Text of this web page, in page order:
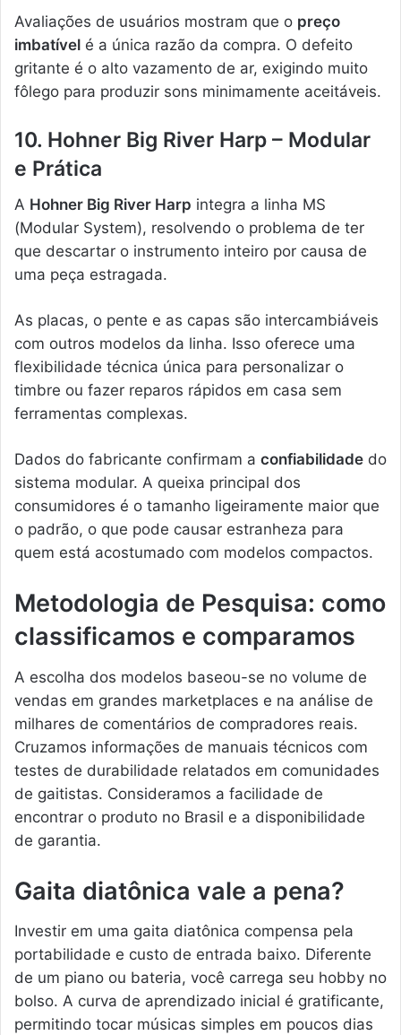
Avaliações de usuários mostram que o preço
imbatível é a única razão da compra. O defeito
gritante é o alto vazamento de ar, exigindo muito
fôlego para produzir sons minimamente aceitáveis.
10. Hohner Big River Harp – Modular
e Prática
A Hohner Big River Harp integra a linha MS
(Modular System), resolvendo o problema de ter
que descartar o instrumento inteiro por causa de
uma peça estragada.
As placas, o pente e as capas são intercambiáveis
com outros modelos da linha. Isso oferece uma
flexibilidade técnica única para personalizar o
timbre ou fazer reparos rápidos em casa sem
ferramentas complexas.
Dados do fabricante confirmam a confiabilidade do
sistema modular. A queixa principal dos
consumidores é o tamanho ligeiramente maior que
o padrão, o que pode causar estranheza para
quem está acostumado com modelos compactos.
Metodologia de Pesquisa: como
classificamos e comparamos
A escolha dos modelos baseou-se no volume de
vendas em grandes marketplaces e na análise de
milhares de comentários de compradores reais.
Cruzamos informações de manuais técnicos com
testes de durabilidade relatados em comunidades
de gaitistas. Consideramos a facilidade de
encontrar o produto no Brasil e a disponibilidade
de garantia.
Gaita diatônica vale a pena?
Investir em uma gaita diatônica compensa pela
portabilidade e custo de entrada baixo. Diferente
de um piano ou bateria, você carrega seu hobby no
bolso. A curva de aprendizado inicial é gratificante,
permitindo tocar músicas simples em poucos dias